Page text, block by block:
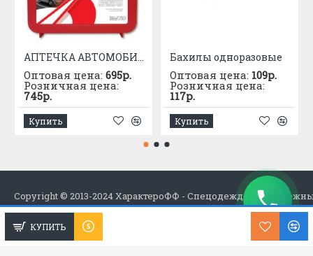
КУПИТЬ
АПТЕЧКА АВТОМОБИЛЬНАЯ приказ №1080
Оптовая цена: 695р.
Розничная цена:
745р.
Купить
Бахилы одноразовые
Оптовая цена: 109р.
Розничная цена:
117р.
Купить
Copyright © 2013-2024 ХарактероФФ - Спецодежда в